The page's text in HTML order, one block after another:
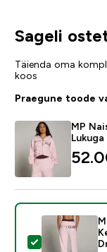
Sageli
Täienda oma
koos
Praegune toode
MP
Vali see